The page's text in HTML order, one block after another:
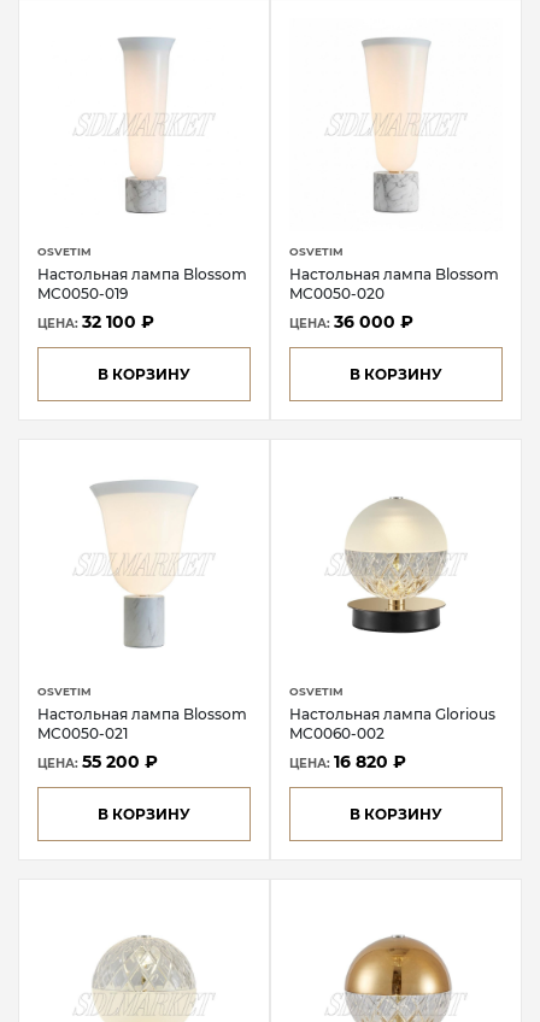
OSVETIM
Настольная лампа Blossom
MC0050-019
ЦЕНА: 32 100 ₽
В КОРЗИНУ
OSVETIM
Настольная лампа Blossom
MC0050-020
ЦЕНА: 36 000 ₽
В КОРЗИНУ
OSVETIM
Настольная лампа Blossom
MC0050-021
ЦЕНА: 55 200 ₽
В КОРЗИНУ
OSVETIM
Настольная лампа Glorious
MC0060-002
ЦЕНА: 16 820 ₽
В КОРЗИНУ